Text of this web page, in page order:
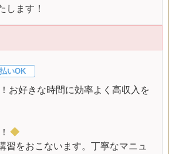
します！
いOK
お好きな時間に効率よく高収入を
◆
習をおこないます。丁寧なマニュ